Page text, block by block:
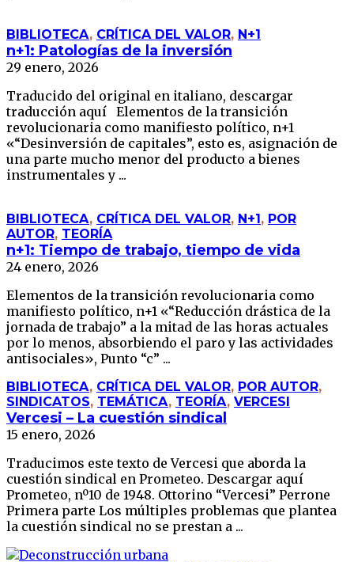
BIBLIOTECA, CRÍTICA DEL VALOR, N+1
n+1: Patologías de la inversión
29 enero, 2026
Traducido del original en italiano, descargar
traducción aquí Elementos de la transición
revolucionaria como manifiesto político, n+1
«“Desinversión de capitales”, esto es, asignación de
una parte mucho menor del producto a bienes
instrumentales y ...
BIBLIOTECA, CRÍTICA DEL VALOR, N+1 , POR
AUTOR, TEORÍA
n+1: Tiempo de trabajo, tiempo de vida
24 enero, 2026
Elementos de la transición revolucionaria como
manifiesto político, n+1 «“Reducción drástica de la
jornada de trabajo” a la mitad de las horas actuales
por lo menos, absorbiendo el paro y las actividades
antisociales», Punto “c” ...
BIBLIOTECA, CRÍTICA DEL VALOR, POR AUTOR,
SINDICATOS, TEMÁTICA, TEORÍA, VERCESI
Vercesi – La cuestión sindical
15 enero, 2026
Traducimos este texto de Vercesi que aborda la
cuestión sindical en Prometeo. Descargar aquí
Prometeo, nº10 de 1948. Ottorino “Vercesi” Perrone
Primera parte Los múltiples problemas que plantea
la cuestión sindical no se prestan a ...